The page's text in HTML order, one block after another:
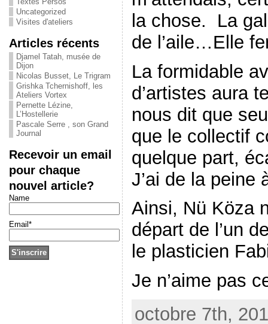
Uncategorized
Visites d'ateliers
Articles récents
Djamel Tatah, musée de
Dijon
Nicolas Busset, Le Trigram
Grishka Tchernishoff, les
Ateliers Vortex
Pernette Lézine,
L’Hostellerie
Pascale Serre , son Grand
Journal
Recevoir un email
pour chaque
nouvel article?
Name
Email*
la chose. La
de l’aile…Elle
La formidable
d’artistes aura
nous dit que
que le collectif
quelque part,
J’ai de la peine
Ainsi, Nü Köza
départ de l’un
le plasticien
Je n’aime pas
octobre 7th,